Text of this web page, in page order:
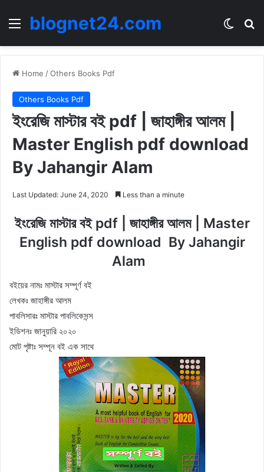
Menublognet24.com
Home /Others Books Pdf
Others Books Pdf
ইংরেজি মাস্টার বই pdf | জাহাঙ্গীর আলম |
Master English pdf download
By Jahangir Alam
Last Updated: June 24, 2020 Less than a minute
ইংরেজি মাস্টার বই pdf | জাহাঙ্গীর আলম | Master
English pdf download By Jahangir
Alam
বইয়ের নামঃ মাস্টার সম্পূর্ণ বই
লেখকঃ জাহাঙ্গীর আলম
পাবলিসারঃ মাস্টার পাবলিকেসন্স
ইডিশনঃ জানুয়ারি ২০২০
মোট পৃষ্টাঃ সম্পূন বই এক সাথে